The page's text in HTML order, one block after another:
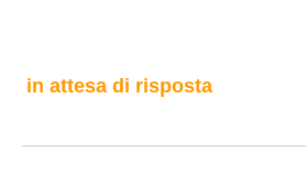
in attesa di risposta